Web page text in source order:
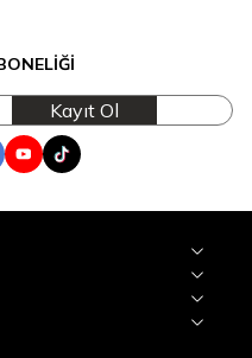
Kayıt Ol
YoutubeTik Tok